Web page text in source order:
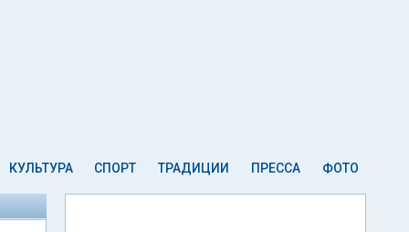
КУЛЬТУРА СПОРТ ТРАДИЦИИ ПРЕССА ФОТО